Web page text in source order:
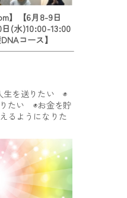
】【6月8-9日
(水)10:00-13:00
コース】
生を送りたい ◉
たい ◉お金を貯
るようになりた